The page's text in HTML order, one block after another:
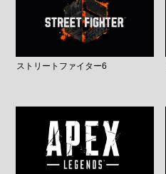
ストリートファイター6